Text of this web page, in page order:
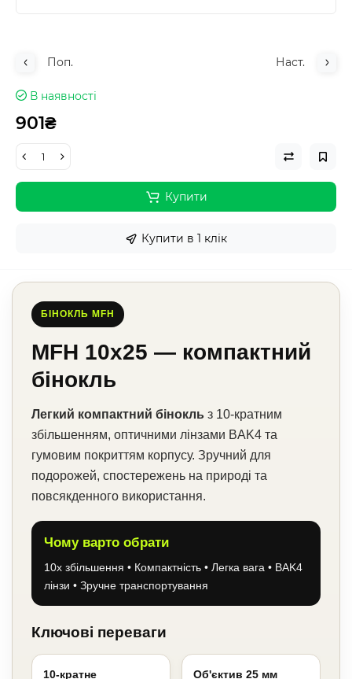
Поп. Наст.
В наявності
901₴
Купити
Купити в 1 клік
БІНОКЛЬ MFH
MFH 10x25 — компактний
бінокль
Легкий компактний бінокль з 10-кратним
збільшенням, оптичними лінзами BAK4 та
гумовим покриттям корпусу. Зручний для
подорожей, спостережень на природі та
повсякденного використання.
Чому варто обрати
10x збільшення • Компактність • Легка вага • BAK4
лінзи • Зручне транспортування
Ключові переваги
10-кратне Об'єктив 25 мм